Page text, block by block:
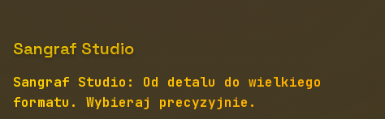
Sangraf Studio
Sangraf Studio: Od detalu do wielkiego
formatu. Wybieraj precyzyjnie.